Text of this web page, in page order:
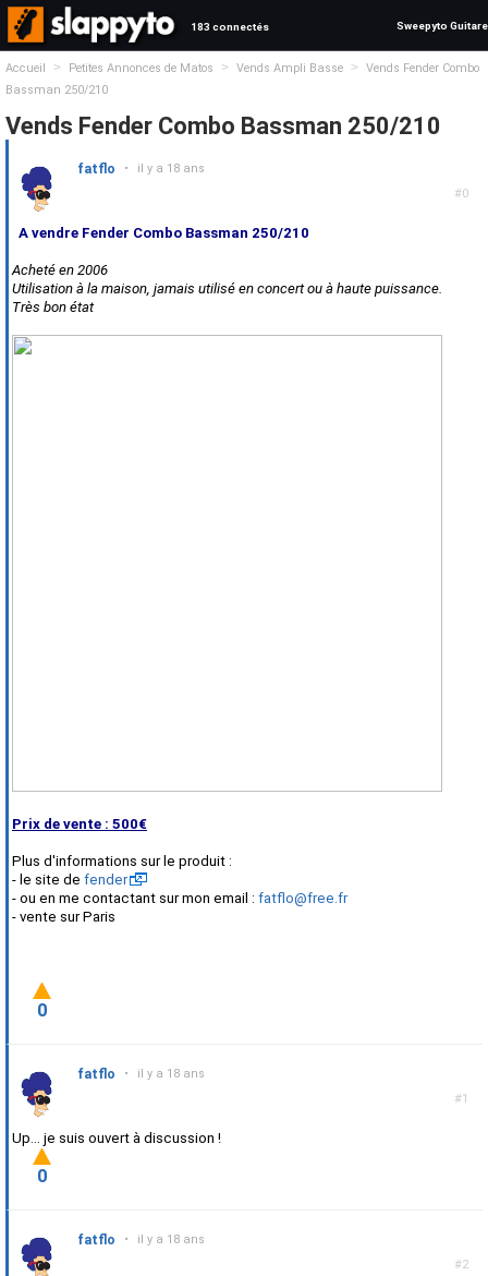
183 connectés Sweepyto Guitare
Accueil > Petites Annonces de Matos > Vends Ampli Basse >
Vends Fender Combo
Bassman 250/210
Vends Fender Combo Bassman 250/210
#0
fatflo • il y a 18 ans
A vendre Fender Combo Bassman 250/210
Acheté en 2006
Utilisation à la maison, jamais utilisé en concert ou à haute puissance.
Très bon état
Prix de vente : 500€
Plus d'informations sur le produit :
- le site de fender
- ou en me contactant sur mon email : fatflo@free.fr
- vente sur Paris
0
#1
fatflo • il y a 18 ans
Up... je suis ouvert à discussion !
0
#2
fatflo • il y a 18 ans